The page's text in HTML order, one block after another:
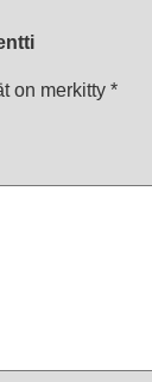
on merkitty *